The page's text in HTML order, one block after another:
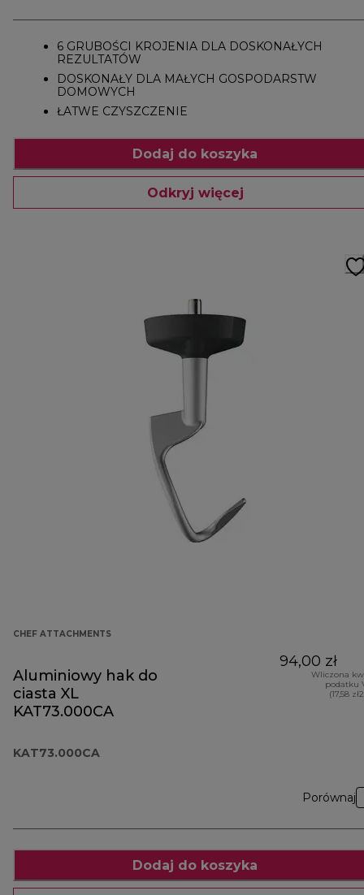
6 GRUBOŚCI KROJENIA DLA DOSKONAŁYCH
REZULTATÓW
DOSKONAŁY DLA MAŁYCH GOSPODARSTW
DOMOWYCH
ŁATWE CZYSZCZENIE
Dodaj do koszyka
Odkryj więcej
CHEF ATTACHMENTS
Aluminiowy hak do
ciasta XL
KAT73.000CA
KAT73.000CA
94,00 zł
Wliczona
podatku
(17,58
Porównaj
Dodaj do koszyka